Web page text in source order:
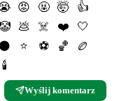
😡 🤬 🤯
👍
🤡 💩 ☠️ ❤️
🤍
⚫️ ⭐️ ⚽️ 🏀
🏉
🕯
Wyślij komentarz